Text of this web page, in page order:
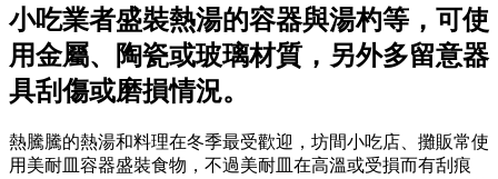
小吃業者盛裝熱湯的容器與湯杓等，可使
用金屬、陶瓷或玻璃材質，另外多留意器
具刮傷或磨損情況。
熱騰騰的熱湯和料理在冬季最受歡迎，坊間小吃店、攤販常使
用美耐皿容器盛裝食物，不過美耐皿在高溫或受損而有刮痕